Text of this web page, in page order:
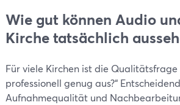
Wie gut können Audio
Kirche tatsächlich
Für viele Kirchen ist die Qualitätsfrage
professionell genug aus?“
Aufnahmequalität und